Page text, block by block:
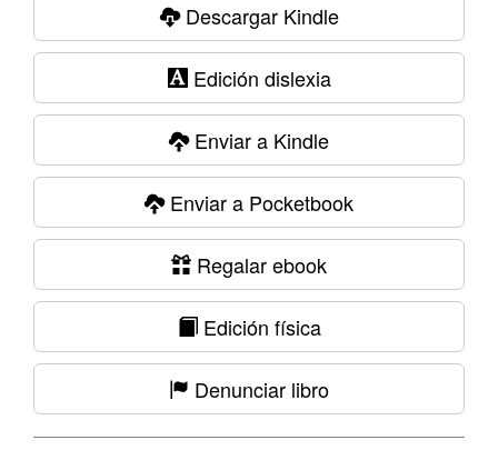
Descargar Kindle
Edición dislexia
Enviar a Kindle
Enviar a Pocketbook
Regalar ebook
Edición física
Denunciar libro